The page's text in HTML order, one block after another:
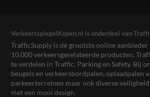
VerkeersspiegelKopen.nl is onderdeel van
TrafficSupply is dé grootste online
10.000 verkeersgerelateerde producten.
te verdelen in Traffic, Parking en Safety. Bij
beugels en verkeersbordpalen, oplaadpalen
parkeerterreinen maar ook diverse
met een mooi design.